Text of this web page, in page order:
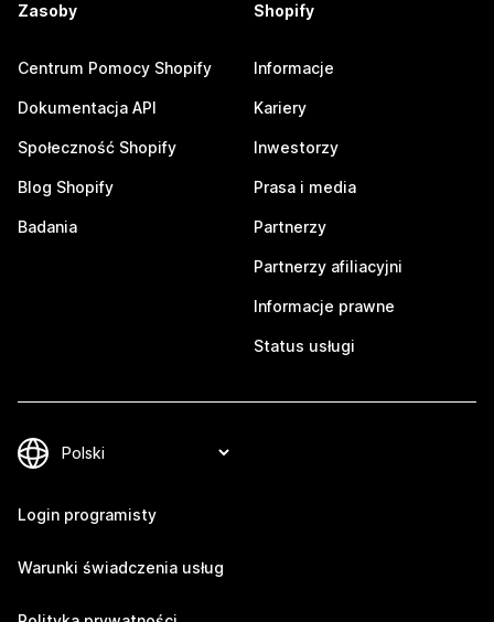
Zasoby
Centrum Pomocy Shopify
Dokumentacja API
Społeczność Shopify
Blog Shopify
Badania
Shopify
Informacje
Kariery
Inwestorzy
Prasa i media
Partnerzy
Partnerzy afiliacyjni
Informacje prawne
Status usługi
Login programisty
Warunki świadczenia usług